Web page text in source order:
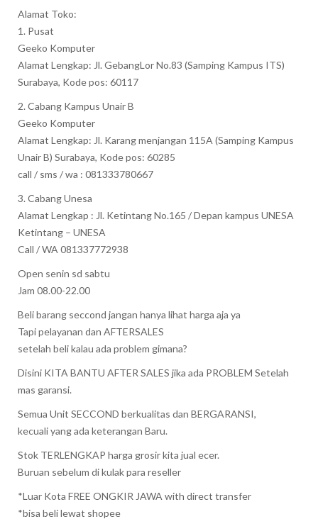
Alamat Toko:
1. Pusat
Geeko Komputer
Alamat Lengkap: Jl. GebangLor No.83 (Samping Kampus ITS)
Surabaya, Kode pos: 60117
2. Cabang Kampus Unair B
Geeko Komputer
Alamat Lengkap: Jl. Karang menjangan 115A (Samping Kampus
Unair B) Surabaya, Kode pos: 60285
call / sms / wa : 081333780667
3. Cabang Unesa
Alamat Lengkap : Jl. Ketintang No.165 / Depan kampus UNESA
Ketintang – UNESA
Call / WA 081337772938
Open senin sd sabtu
Jam 08.00-22.00
Beli barang seccond jangan hanya lihat harga aja ya
Tapi pelayanan dan AFTERSALES
setelah beli kalau ada problem gimana?
Disini KITA BANTU AFTER SALES jika ada PROBLEM Setelah
mas garansi.
Semua Unit SECCOND berkualitas dan BERGARANSI,
kecuali yang ada keterangan Baru.
Stok TERLENGKAP harga grosir kita jual ecer.
Buruan sebelum di kulak para reseller
*Luar Kota FREE ONGKIR JAWA with direct transfer
*bisa beli lewat shopee